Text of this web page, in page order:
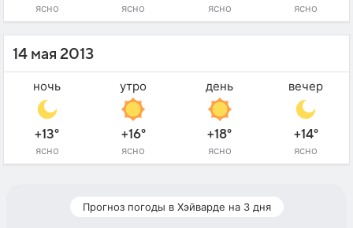
ясно ясно ясно ясно
14 мая 2013
ночь
+13°
ясно
утро
+16°
ясно
день
+18°
ясно
вечер
+14°
ясно
Прогноз погоды в Хэйварде на 3 дня